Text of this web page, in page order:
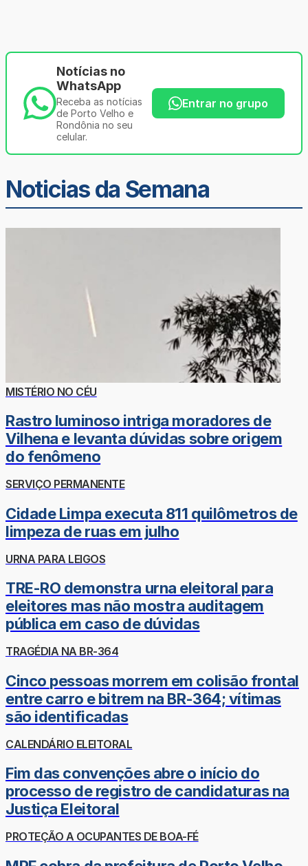
Notícias no
WhatsApp
Receba as notícias
de Porto Velho e
Rondônia no seu
celular.
Entrar no grupo
Noticias da Semana
MISTÉRIO NO CÉU
Rastro luminoso intriga moradores de
Vilhena e levanta dúvidas sobre origem
do fenômeno
SERVIÇO PERMANENTE
Cidade Limpa executa 811 quilômetros de
limpeza de ruas em julho
URNA PARA LEIGOS
TRE-RO demonstra urna eleitoral para
eleitores mas não mostra auditagem
pública em caso de dúvidas
TRAGÉDIA NA BR-364
Cinco pessoas morrem em colisão frontal
entre carro e bitrem na BR-364; vítimas
são identificadas
CALENDÁRIO ELEITORAL
Fim das convenções abre o início do
processo de registro de candidaturas na
Justiça Eleitoral
PROTEÇÃO A OCUPANTES DE BOA-FÉ